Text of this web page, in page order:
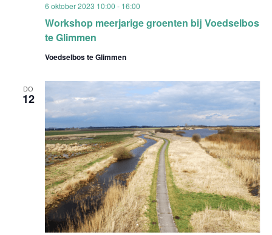
Workshop meerjarige groenten bij Voedselbos
te Glimmen
6 oktober 2023 10:00 - 16:00
Voedselbos te Glimmen
DO
12